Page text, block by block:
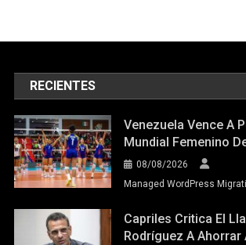
RECIENTES
Venezuela Vence A
Mundial Femenino
08/08/2026
Managed WordPress
Capriles Critica El
Rodríguez A Ahorrar